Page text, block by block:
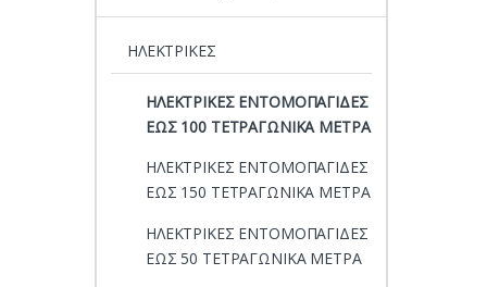
ΗΛΕΚΤΡΙΚΕΣ
ΗΛΕΚΤΡΙΚΕΣ ΕΝΤΟΜΟΠΑΓΙΔΕΣ
ΕΩΣ 100 ΤΕΤΡΑΓΩΝΙΚΑ ΜΕΤΡΑ
ΗΛΕΚΤΡΙΚΕΣ ΕΝΤΟΜΟΠΑΓΙΔΕΣ
ΕΩΣ 150 ΤΕΤΡΑΓΩΝΙΚΑ ΜΕΤΡΑ
ΗΛΕΚΤΡΙΚΕΣ ΕΝΤΟΜΟΠΑΓΙΔΕΣ
ΕΩΣ 50 ΤΕΤΡΑΓΩΝΙΚΑ ΜΕΤΡΑ